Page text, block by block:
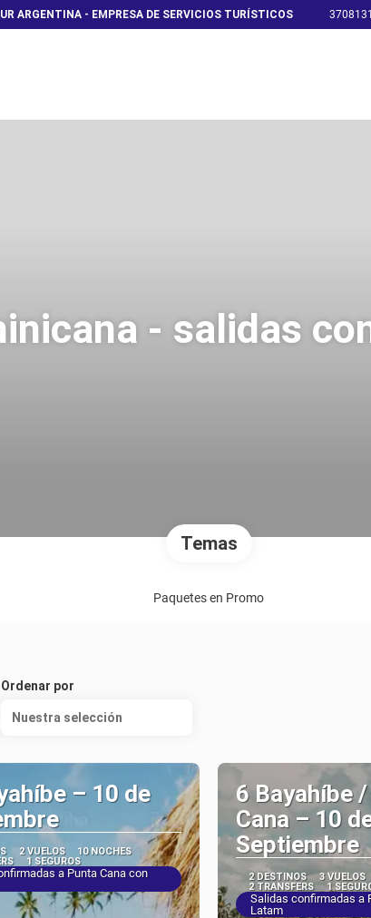
ARGENTINA - EMPRESA DE SERVICIOS TURÍSTICOS
- salidas
Temas
Paquetes en Promo
Ordenar por
Nuestra selección
– 10 de
2 VUELOS
10 NOCHES
1 SEGUROS
a Punta Cana con
6 Bayahíbe
Cana – 10
Septiembre
2 DESTINOS 3 VUELOS
2 TRANSFERS
1
Salidas confirmadas a
Latam